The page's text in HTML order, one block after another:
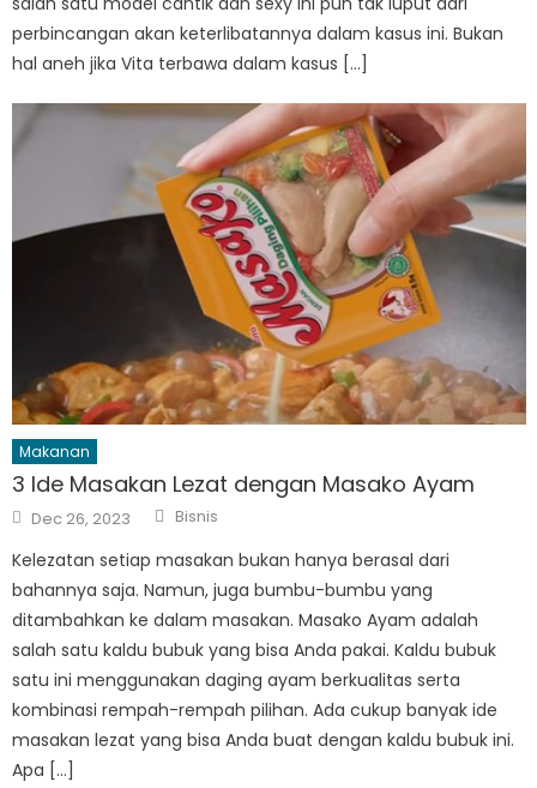
perbincangan akan keterlibatannya dalam kasus ini. Bukan
hal aneh jika Vita terbawa dalam kasus […]
Makanan
3 Ide Masakan Lezat dengan Masako Ayam
Posted
on
Dec 26, 2023 Author
Bisnis
Kelezatan setiap masakan bukan hanya berasal dari
bahannya saja. Namun, juga bumbu-bumbu yang
ditambahkan ke dalam masakan. Masako Ayam adalah
salah satu kaldu bubuk yang bisa Anda pakai. Kaldu bubuk
satu ini menggunakan daging ayam berkualitas serta
kombinasi rempah-rempah pilihan. Ada cukup banyak ide
masakan lezat yang bisa Anda buat dengan kaldu bubuk ini.
Apa […]